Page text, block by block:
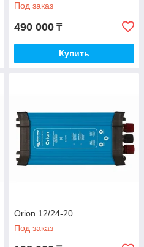
Под заказ
490 000 ₸
Купить
Orion 12/24-20
Под заказ